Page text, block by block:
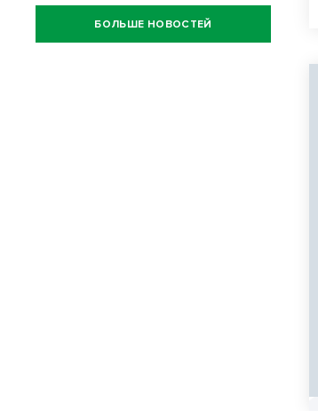
БОЛЬШЕ НОВОСТЕЙ